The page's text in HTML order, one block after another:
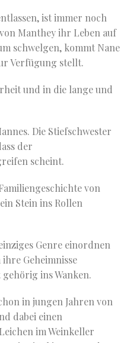
ist immer noch
Manthey ihr Leben auf
schwelgen, kommt Nane
Verfügung stellt.
und in die lange und
Die Stiefschwester
der
scheint.
von
Stein ins Rollen
Genre einordnen
Geheimnisse
ins Wanken.
in jungen Jahren von
dabei einen
im Weinkeller